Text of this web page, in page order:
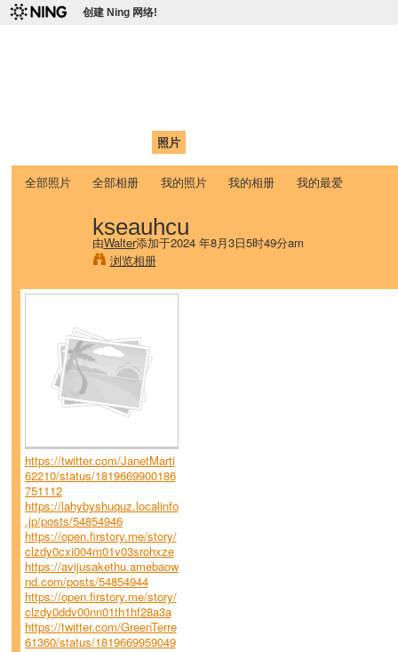
创建 Ning 网络!
照片
全部照片 全部相册 我的照片 我的相册 我的最爱
kseauhcu
由Walter添加于2024 年8月3日5时49分am
浏览相册
https://twitter.com/JanetMarti
62210/status/1819669900186
751112
https://lahybyshuquz.localinfo
.jp/posts/54854946
https://open.firstory.me/story/
clzdy0cxi004m01v03srohxze
https://avijusakethu.amebaow
nd.com/posts/54854944
https://open.firstory.me/story/
clzdy0ddv00nn01th1hf28a3a
https://twitter.com/GreenTerre
61360/status/1819669959049